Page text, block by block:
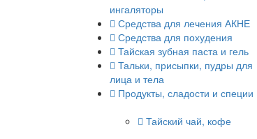
ингаляторы
Средства для лечения АКНЕ
Средства для похудения
Тайская зубная паста и гель
Тальки, присыпки, пудры для
лица и тела
Продукты, сладости и специи
Тайский чай, кофе